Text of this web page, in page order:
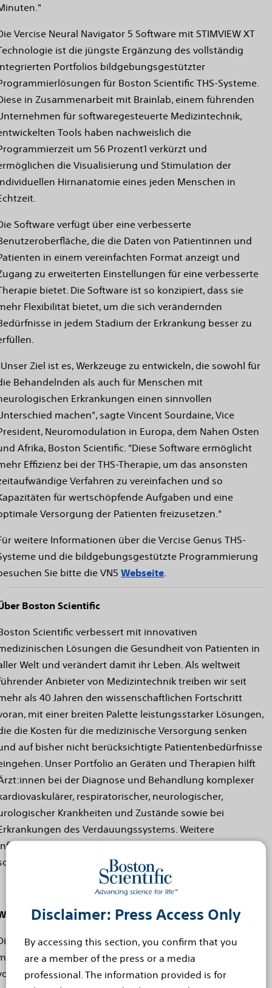
Disclaimer: Press Access Only
By accessing this section, you confirm that you
are a member of the press or a media
professional. The information provided is for
Vercise Neural Navigator 5 Software mit STIMVIEW XT
ist die jüngste Ergänzung des vollständig
Portfolios bildgebungsgestützter
für Boston Scientific THS-Systeme.
in Zusammenarbeit mit Brainlab, einem führenden
für softwaregesteuerte Medizintechnik,
Tools haben nachweislich die
um 56 Prozent1 verkürzt und
die Visualisierung und Stimulation der
Hirnanatomie eines jeden Menschen in
Software verfügt über eine verbesserte
die die Daten von Patientinnen und
in einem vereinfachten Format anzeigt und
zu erweiterten Einstellungen für eine verbesserte
bietet. Die Software ist so konzipiert, dass sie
Flexibilität bietet, um die sich verändernden
in jedem Stadium der Erkrankung besser zu
Ziel ist es, Werkzeuge zu entwickeln, die sowohl für
Behandelnden als auch für Menschen mit
Erkrankungen einen sinnvollen
machen", sagte Vincent Sourdaine, Vice
Neuromodulation in Europa, dem Nahen Osten
Afrika, Boston Scientific. "Diese Software ermöglicht
Effizienz bei der THS-Therapie, um das ansonsten
Verfahren zu vereinfachen und so
für wertschöpfende Aufgaben und eine
Versorgung der Patienten freizusetzen."
weitere Informationen über die Vercise Genus THS-
und die bildgebungsgestützte Programmierung
Sie bitte die VN5Webseite
Boston Scientific
Scientific verbessert mit innovativen
Lösungen die Gesundheit von Patienten in
Welt und verändert damit ihr Leben. Als weltweit
Anbieter von Medizintechnik treiben wir seit
als 40 Jahren den wissenschaftlichen Fortschritt
mit einer breiten Palette leistungsstarker Lösungen,
die Kosten für die medizinische Versorgung senken
auf bisher nicht berücksichtigte Patientenbedürfnisse
Unser Portfolio an Geräten und Therapien hilft
bei der Diagnose und Behandlung komplexer
respiratorischer, neurologischer,
Krankheiten und Zustände sowie bei
des Verdauungssystems. Weitere
finden Sie unterwww.bostonscientific.eu
auf
X,vormals Twitter.
bezüglich vorausblickender Aussagen
Pressemitteilung enthält vorausblickende Aussagen
der Bedeutung von Abschnitt 27A des Securities Act
1933 und Abschnitt 21E des Securities Exchange Act